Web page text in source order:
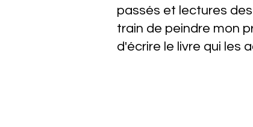
passés et lectures
train de peindre mon
d'écrire le livre qui les